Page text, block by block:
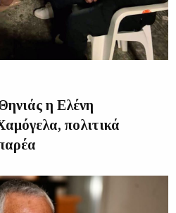
η Ελένη
πολιτικά